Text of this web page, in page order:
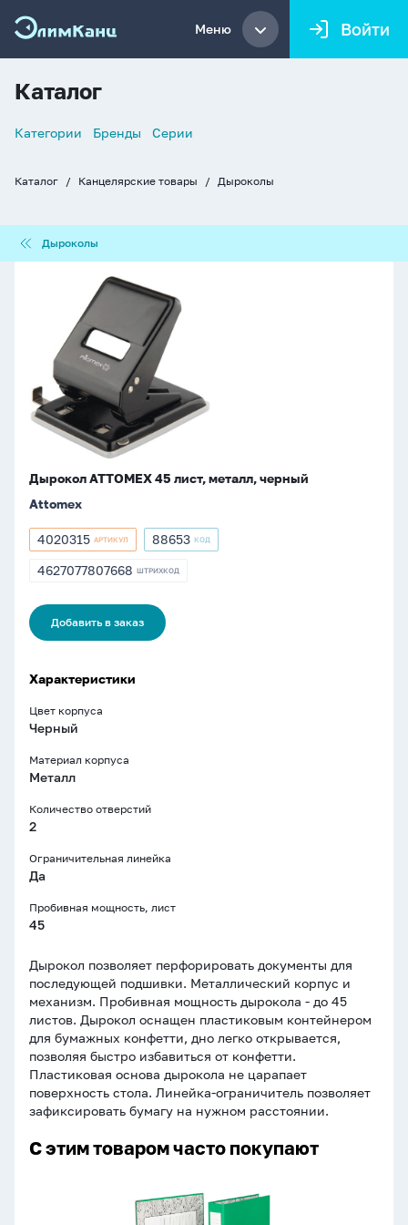
Меню Войти
Каталог
Список
Категории Бренды Серии
Каталог Канцелярские товары Дыроколы
Дыроколы
ATTOMEX
металл,
черный
Дырокол ATTOMEX 45 лист, металл, черный
Attomex
Артикул
4020315
4020315 АРТИКУЛ
Артикул
88653
88653 КОД
ШТРИХКОД
4627077807668 ШТРИХКОД
Добавить в заказ
Характеристики
Цвет корпуса
Черный
Материал корпуса
Металл
Количество отверстий
2
Ограничительная линейка
Да
Пробивная мощность, лист
45
Дырокол позволяет перфорировать документы для
последующей подшивки. Металлический корпус и
механизм. Пробивная мощность дырокола - до 45
листов. Дырокол оснащен пластиковым контейнером
для бумажных конфетти, дно легко открывается,
позволяя быстро избавиться от конфетти.
Пластиковая основа дырокола не царапает
поверхность стола. Линейка-ограничитель позволяет
зафиксировать бумагу на нужном расстоянии.
С этим товаром часто покупают